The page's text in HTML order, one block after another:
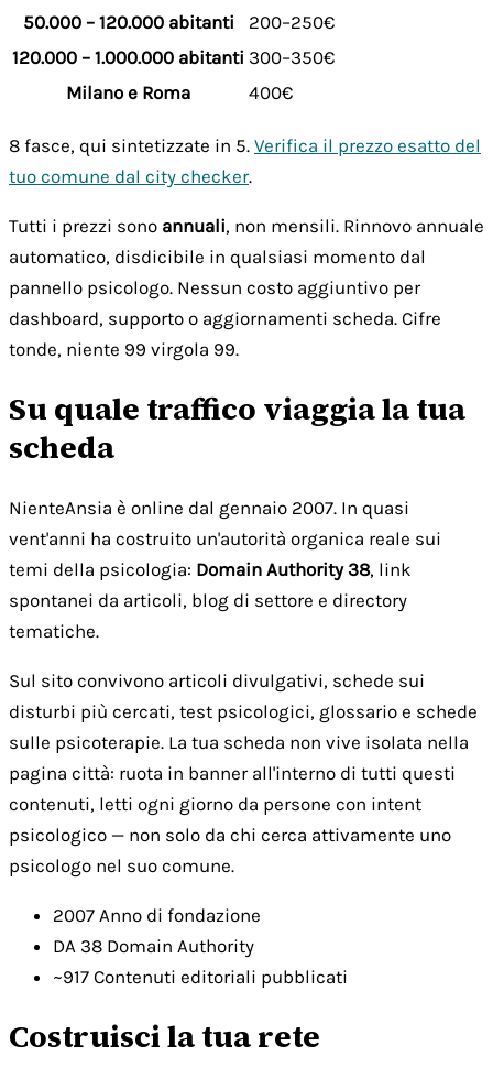
50.000 – 120.000 abitanti
200–250€
120.000 – 1.000.000 abitanti 300–350€
Milano e Roma
400€
8 fasce, qui sintetizzate in 5. Verifica il prezzo esatto del
tuo comune dal city checker.
Tutti i prezzi sono annuali, non mensili. Rinnovo annuale
automatico, disdicibile in qualsiasi momento dal
pannello psicologo. Nessun costo aggiuntivo per
dashboard, supporto o aggiornamenti scheda. Cifre
tonde, niente 99 virgola 99.
Su quale traffico viaggia la tua
scheda
NienteAnsia è online dal gennaio 2007. In quasi
vent'anni ha costruito un'autorità organica reale sui
temi della psicologia: Domain Authority 38, link
spontanei da articoli, blog di settore e directory
tematiche.
Sul sito convivono articoli divulgativi, schede sui
disturbi più cercati, test psicologici, glossario e schede
sulle psicoterapie. La tua scheda non vive isolata nella
pagina città: ruota in banner all'interno di tutti questi
contenuti, letti ogni giorno da persone con intent
psicologico — non solo da chi cerca attivamente uno
psicologo nel suo comune.
2007 Anno di fondazione
DA 38 Domain Authority
~917 Contenuti editoriali pubblicati
Costruisci la tua rete